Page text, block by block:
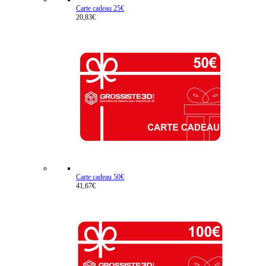
Carte cadeau 25€
20,83€
Carte cadeau 50€
41,67€